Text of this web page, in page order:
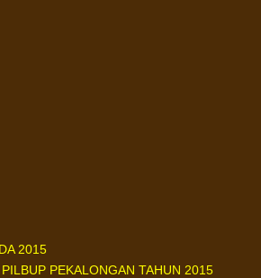
2015
PEKALONGAN TAHUN 2015